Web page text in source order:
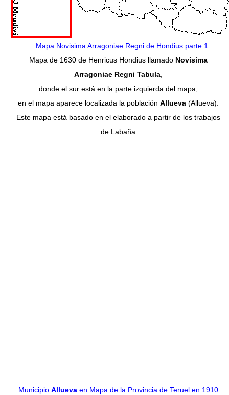
Mapa Novisima Arragoniae Regni de Hondius parte 1
Mapa de 1630 de Henricus Hondius llamado Novisima
Arragoniae Regni Tabula,
donde el sur está en la parte izquierda del mapa,
en el mapa aparece localizada la población Allueva(Allueva).
Este mapa está basado en el elaborado a partir de los trabajos
de Labaña
Municipio Allueva en Mapa de la Provincia de Teruel en 1910